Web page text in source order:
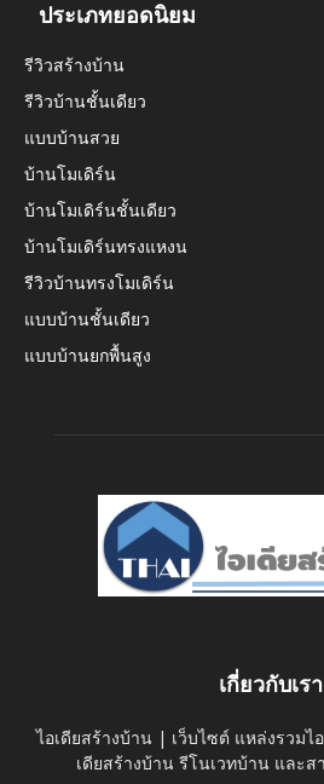
ประเภทยอดนิยม
รีวิวสร้างบ้าน
รีวิวบ้านชั้นเดียว
แบบบ้านสวย
บ้านโมเดิร์น
บ้านโมเดิร์นชั้นเดียว
บ้านโมเดิร์นทรงแหงน
รีวิวบ้านทรงโมเดิร์น
แบบบ้านชั้นเดียว
แบบบ้านยกพื้นสูง
เกี่ยวกับเรา
ไอเดียสร้างบ้าน | เว็บไซต์ แหล่งรวมไ
เดียสร้างบ้าน รีโนเวทบ้าน และส